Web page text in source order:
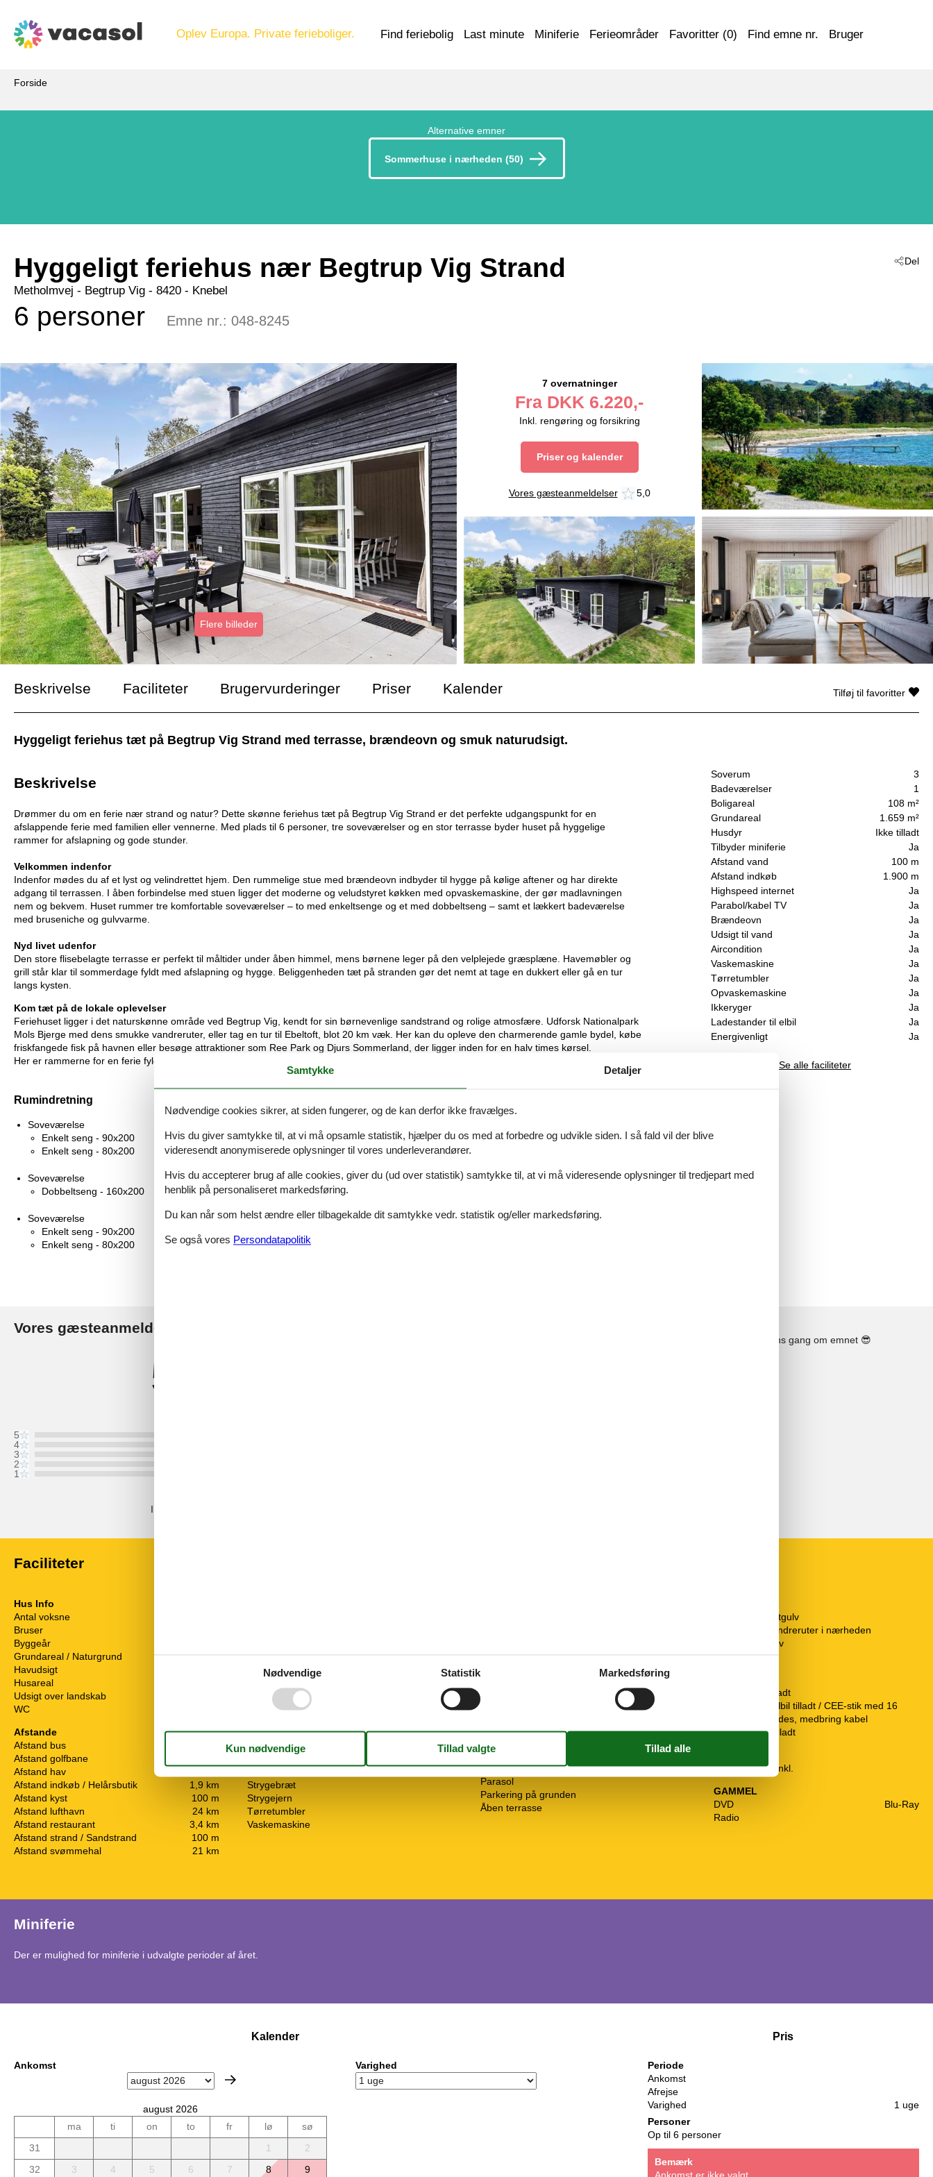
Oplev Europa. Private ferieboliger. Find feriebolig Last minute Miniferie Ferieområder Favoritter (0) Find emne nr. Bruger
Forside
Alternative emner
Sommerhuse i nærheden (50)
Del
Hyggeligt feriehus nær Begtrup Vig Strand
Metholmvej - Begtrup Vig - 8420 - Knebel
6 personer Emne nr.: 048-8245
Flere billeder
7 overnatninger
Fra DKK 6.220,-
Inkl. rengøring og forsikring
Priser og kalender
Vores gæsteanmeldelser 5,0
Beskrivelse Faciliteter Brugervurderinger Priser Kalender
Hyggeligt feriehus tæt på Begtrup Vig Strand med terrasse, brændeovn og smuk naturudsigt.
Soverum
3
Badeværelser
1
Boligareal
108 m²
Grundareal
1.659 m²
Husdyr
Ikke tilladt
Tilbyder miniferie
Ja
Afstand vand
100 m
Afstand indkøb
1.900 m
Highspeed internet
Ja
Parabol/kabel TV
Ja
Brændeovn
Ja
Udsigt til vand
Ja
Aircondition
Ja
Vaskemaskine
Ja
Tørretumbler
Ja
Opvaskemaskine
Ja
Ikkeryger
Ja
Ladestander til elbil
Ja
Energivenligt
Ja
Se alle faciliteter
Tilføj til favoritter
Beskrivelse
Drømmer du om en ferie nær strand og natur? Dette skønne feriehus tæt på Begtrup Vig Strand er det perfekte udgangspunkt for en
afslappende ferie med familien eller vennerne. Med plads til 6 personer, tre soveværelser og en stor terrasse byder huset på hyggelige
rammer for afslapning og gode stunder.
Velkommen indenfor
Indenfor mødes du af et lyst og velindrettet hjem. Den rummelige stue med brændeovn indbyder til hygge på kølige aftener og har direkte
adgang til terrassen. I åben forbindelse med stuen ligger det moderne og veludstyret køkken med opvaskemaskine, der gør madlavningen
nem og bekvem. Huset rummer tre komfortable soveværelser – to med enkeltsenge og et med dobbeltseng – samt et lækkert badeværelse
med bruseniche og gulvvarme.
Nyd livet udenfor
Den store flisebelagte terrasse er perfekt til måltider under åben himmel, mens børnene leger på den velplejede græsplæne. Havemøbler og
grill står klar til sommerdage fyldt med afslapning og hygge. Beliggenheden tæt på stranden gør det nemt at tage en dukkert eller gå en tur
langs kysten.
Kom tæt på de lokale oplevelser
Feriehuset ligger i det naturskønne område ved Begtrup Vig, kendt for sin børnevenlige sandstrand og rolige atmosfære. Udforsk Nationalpark
Mols Bjerge med dens smukke vandreruter, eller tag en tur til Ebeltoft, blot 20 km væk. Her kan du opleve den charmerende gamle bydel, købe
friskfangede fisk på havnen eller besøge attraktioner som Ree Park og Djurs Sommerland, der ligger inden for en halv times kørsel.
Her er rammerne for en ferie fyldt med natur, afslapning og uforglemmelige oplevelser!
Rumindretning
Soveværelse
Enkelt seng - 90x200
Enkelt seng - 80x200
Soveværelse
Dobbeltseng - 160x200
Soveværelse
Enkelt seng - 90x200
Enkelt seng - 80x200
Vores gæsteanmeldelser
5,0
5
4
3
2
1
Ingen vurderinger har kommentarer.
Se solens gang om emnet 😎
Faciliteter
Hus Info
Antal voksne
Bruser
Byggeår
Grundareal / Naturgrund
1659 m²
Havudsigt
Husareal
Udsigt over landskab
WC
Afstande
Afstand bus
Afstand golfbane
Afstand hav
Afstand indkøb / Helårsbutik
1,9 km
Afstand kyst
100 m
Afstand lufthavn
24 km
Afstand restaurant
3,4 km
Afstand strand / Sandstrand
100 m
Afstand svømmehal
21 km
Elkedel
Emhætte
Fryser
100
Køleskab
Mikroovn
Strygebræt
Strygejern
Tørretumbler
Vaskemaskine
Gratis Wi-Fi - Over 20 Mbit
Min. ZDF
Udenfor
Grill
Havemøbler
Parasol
Parkering på grunden
Åben terrasse
5 x Træ-/parketgulv
Afmærkede vandreruter i nærheden
Flise-/klinkegulv
Gulvvarme
Husdyr ikke tilladt
Opladning af elbil tilladt / CEE-stik med 16
ampere forefindes, medbring kabel
Rygning ikke tilladt
Slutrengøring inkl.
GAMMEL
DVD
Blu-Ray
Radio
Miniferie
Der er mulighed for miniferie i udvalgte perioder af året.
Kalender
Ankomst
august 2026
ma
ti on to fr lø
sø
31
1
2
32
3 4 5 6 7 8
9
Varighed
Pris
Periode
Ankomst
Afrejse
Varighed
1 uge
Personer
Op til 6 personer
Bemærk
Samtykke Detaljer
Nødvendige cookies sikrer, at siden fungerer, og de kan derfor ikke fravælges.
Hvis du giver samtykke til, at vi må opsamle statistik, hjælper du os med at forbedre og udvikle siden. I så fald vil der blive
videresendt anonymiserede oplysninger til vores underleverandører.
Hvis du accepterer brug af alle cookies, giver du (ud over statistik) samtykke til, at vi må videresende oplysninger til tredjepart med
henblik på personaliseret markedsføring.
Du kan når som helst ændre eller tilbagekalde dit samtykke vedr. statistik og/eller markedsføring.
Se også vores Persondatapolitik
Nødvendige Statistik Markedsføring